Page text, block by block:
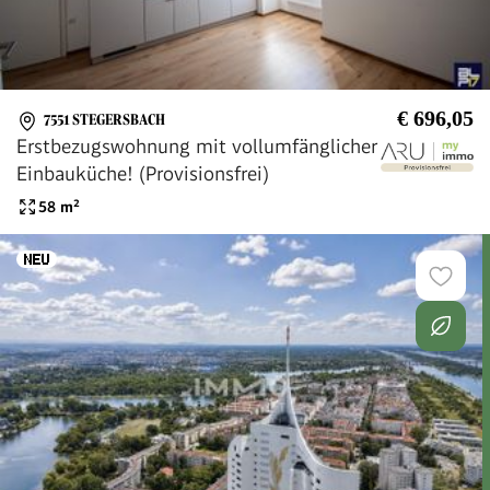
7551 STEGERSBACH € 696,05
Erstbezugswohnung mit vollumfänglicher
Einbauküche! (Provisionsfrei)
58 m²